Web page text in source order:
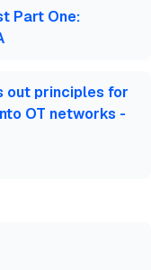
Part One:
out principles for
OT networks -